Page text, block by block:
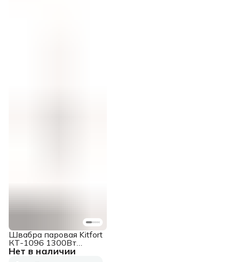
Нет в наличии
Швабра паровая Kitfort
КТ-1096 1300Вт
белый/малиновый